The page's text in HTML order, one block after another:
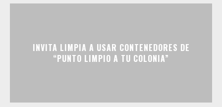
INVITA LIMPIA A USAR CONTENEDORES DE
“PUNTO LIMPIO A TU COLONIA”